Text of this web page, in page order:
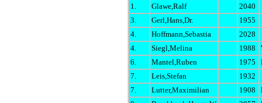
1.
Glawe,Ralf
2040
3.
Gerl,Hans,Dr.
1955
4.
Hoffmann,Sebastia
2028
4.
Siegl,Melina 1988
6.
Mantel,Ruben 1975
7.
Leis,Stefan
1932
7.
Lutter,Maximilian 1908